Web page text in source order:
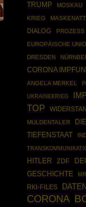
TRUMP
MOSKAU
KRIEG
DIALOG
PROZESS
EUROPÄISCHE
DRESDEN
CORONA
ANGELA MERKEL
UKRAINEKRIEG
TOP
MULDENTALER
TIEFENSTAAT
HITLER ZDF
GESCHICHTE
RKI-FILES
CORONA